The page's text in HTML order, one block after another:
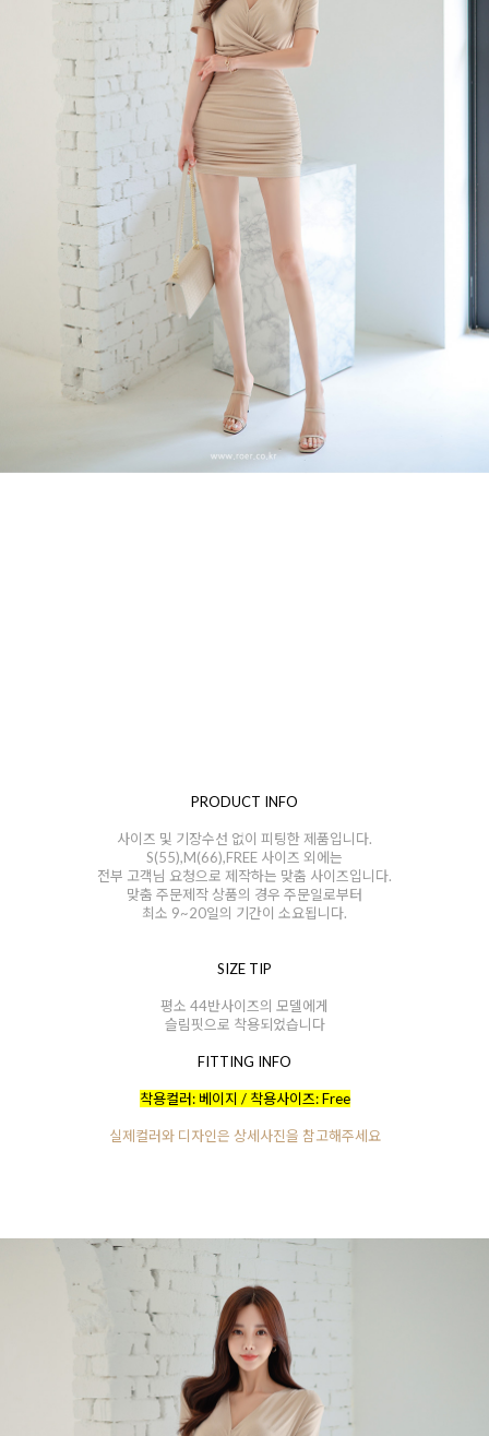
PRODUCT INFO
사이즈 및 기장수선 없이 피팅한 제품입니다.
S(55),M(66),FREE 사이즈 외에는
전부 고객님 요청으로 제작하는 맞춤 사이즈입니다.
맞춤 주문제작 상품의 경우 주문일로부터
최소 9~20일의 기간이 소요됩니다.
SIZE TIP
평소 44반사이즈의 모델에게
슬림핏으로 착용되었습니다
FITTING INFO
착용컬러: 베이지 / 착용사이즈: Free
실제컬러와 디자인은 상세사진을 참고해주세요